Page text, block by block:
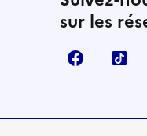
sur les
Facebook